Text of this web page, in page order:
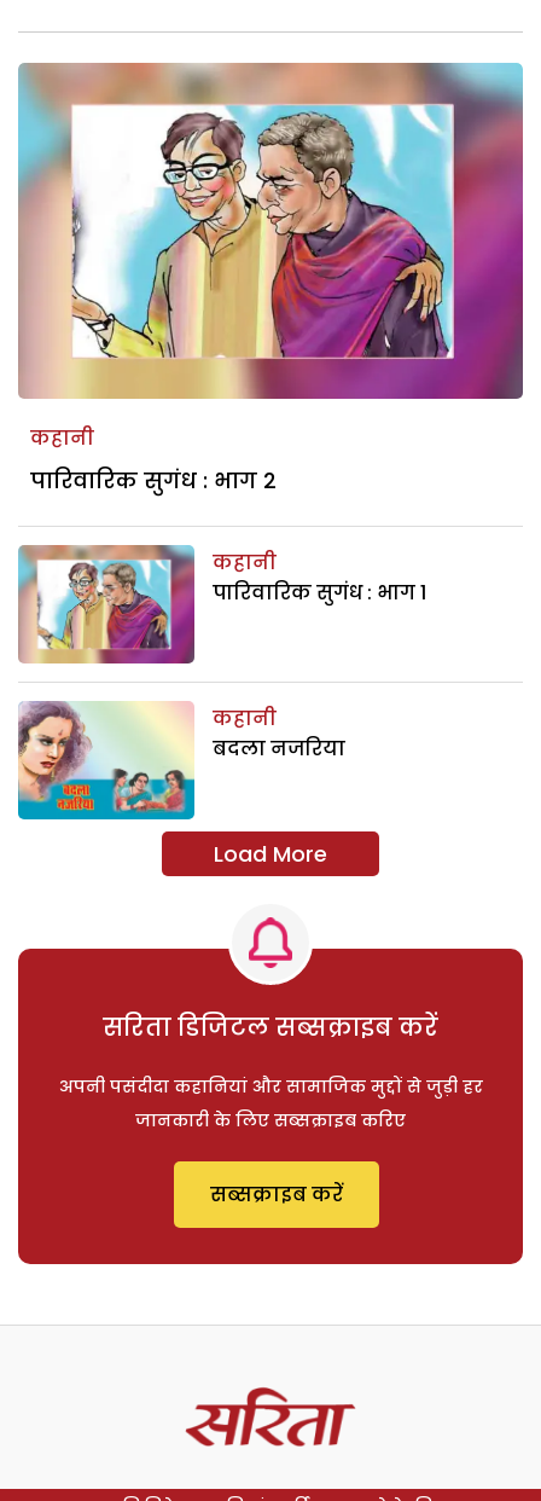
कहानी
पारिवारिक सुगंध : भाग 2
कहानी
पारिवारिक सुगंध : भाग 1
कहानी
बदला नजरिया
Load More
सरिता डिजिटल सब्सक्राइब करें
अपनी पसंदीदा कहानियां और सामाजिक मुद्दों से जुड़ी हर
जानकारी के लिए सब्सक्राइब करिए
सब्सक्राइब करें